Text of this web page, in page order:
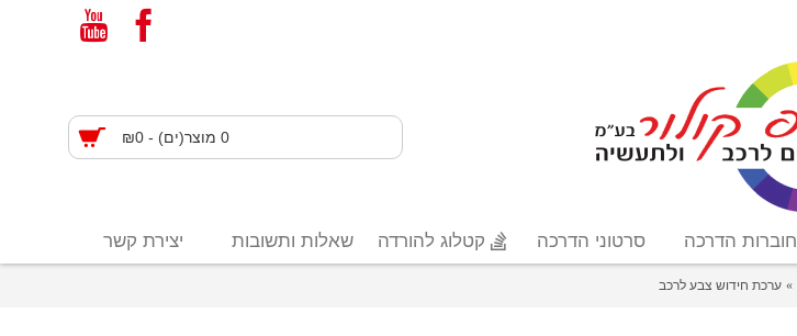
0 מוצר(ים) - ₪0
חוברות הדרכה סרטוני הדרכה קטלוג להורדה שאלות ותשובות יצירת קשר
ערכת חידוש צבע לרכב